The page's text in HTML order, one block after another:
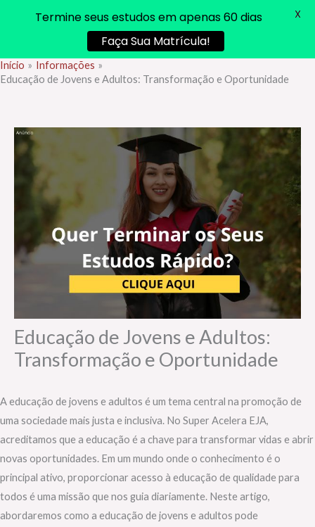
Ir
para
Início
Informações
Educação de Jovens e Adultos: Transformação e Oportunidade
Educação de Jovens e Adultos:
Transformação e Oportunidade
A educação de jovens e adultos é um tema central na promoção de
uma sociedade mais justa e inclusiva. No Super Acelera EJA,
acreditamos que a educação é a chave para transformar vidas e abrir
novas oportunidades. Em um mundo onde o conhecimento é o
principal ativo, proporcionar acesso à educação de qualidade para
todos é uma missão que nos guia diariamente. Neste artigo,
abordaremos como a educação de jovens e adultos pode
Termine seus estudos em apenas 60 dias
Faça Sua Matrícula!
X